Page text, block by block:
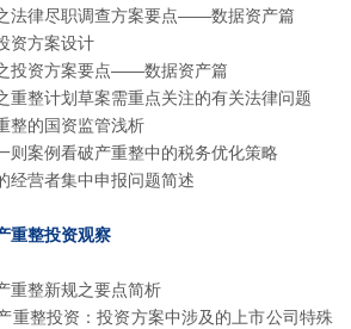
法律尽职调查方案要点——数据资产篇
资方案设计
投资方案要点——数据资产篇
重整计划草案需重点关注的有关法律问题
整的国资监管浅析
则案例看破产重整中的税务优化策略
经营者集中申报问题简述
重整投资观察
重整新规之要点简析
重整投资：投资方案中涉及的上市公司特殊